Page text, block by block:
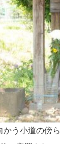
う小道の傍